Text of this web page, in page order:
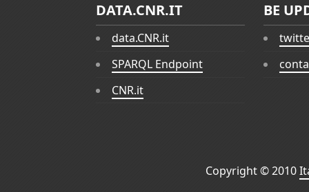
DATA.CNR.IT
data.CNR.it
SPARQL Endpoint
CNR.it
BE
Copyright © 2010